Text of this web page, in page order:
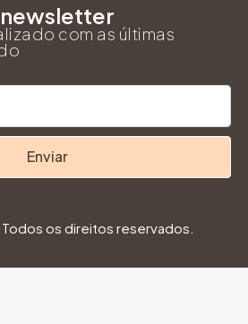
newsletter
com as últimas
Enviar
os direitos reservados.